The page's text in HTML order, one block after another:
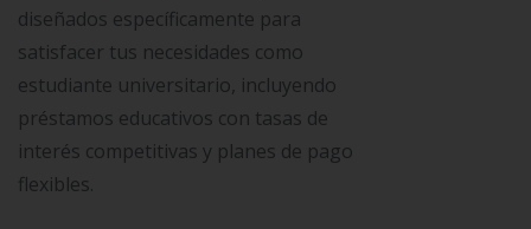
diseñados específicamente para
satisfacer tus necesidades como
estudiante universitario, incluyendo
préstamos educativos con tasas de
interés competitivas y planes de pago
flexibles.